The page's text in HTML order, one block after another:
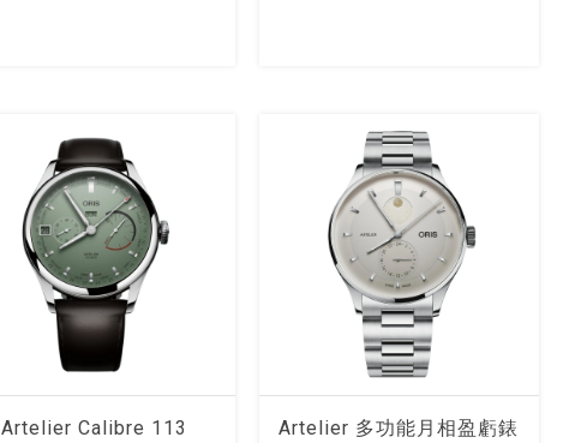
Artelier Calibre 113
Artelier 多功能月相盈虧錶